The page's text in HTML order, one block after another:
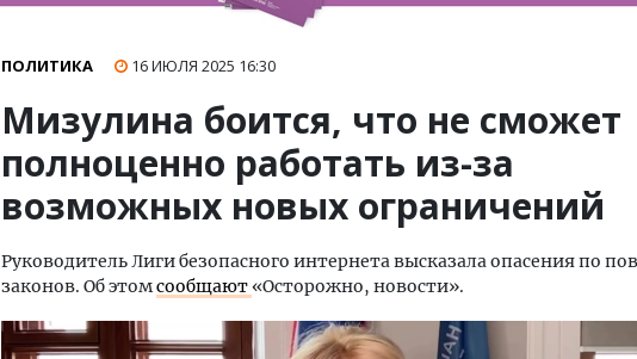
ПОЛИТИКА 16 ИЮЛЯ 2025 16:30
Мизулина боится, что не сможет
полноценно работать из-за
возможных новых ограничений
Руководитель Лиги безопасного интернета высказала опасения по
законов. Об этомсообщают«Осторожно, новости».